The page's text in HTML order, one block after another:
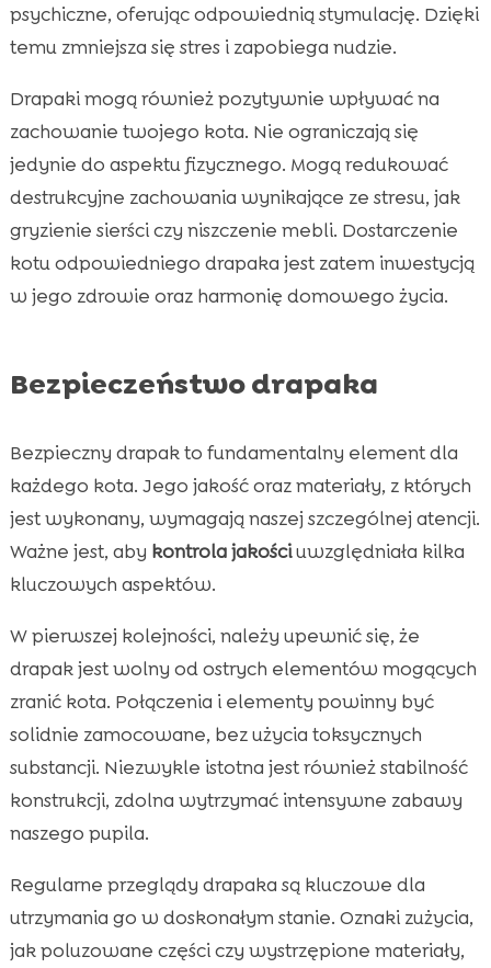
psychiczne, oferując odpowiednią stymulację. Dzięki
temu zmniejsza się stres i zapobiega nudzie.
Drapaki mogą również pozytywnie wpływać na
zachowanie twojego kota. Nie ograniczają się
jedynie do aspektu fizycznego. Mogą redukować
destrukcyjne zachowania wynikające ze stresu, jak
gryzienie sierści czy niszczenie mebli. Dostarczenie
kotu odpowiedniego drapaka jest zatem inwestycją
w jego zdrowie oraz harmonię domowego życia.
Bezpieczeństwo drapaka
Bezpieczny drapak to fundamentalny element dla
każdego kota. Jego jakość oraz materiały, z których
jest wykonany, wymagają naszej szczególnej atencji.
Ważne jest, aby kontrola jakościuwzględniała kilka
kluczowych aspektów.
W pierwszej kolejności, należy upewnić się, że
drapak jest wolny od ostrych elementów mogących
zranić kota. Połączenia i elementy powinny być
solidnie zamocowane, bez użycia toksycznych
substancji. Niezwykle istotna jest również stabilność
konstrukcji, zdolna wytrzymać intensywne zabawy
naszego pupila.
Regularne przeglądy drapaka są kluczowe dla
utrzymania go w doskonałym stanie. Oznaki zużycia,
jak poluzowane części czy wystrzępione materiały,